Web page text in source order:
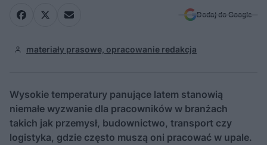
Dodaj do Google
materiały prasowe, opracowanie redakcja
Wysokie temperatury panujące latem stanowią
niemałe wyzwanie dla pracowników w branżach
takich jak przemysł, budownictwo, transport czy
logistyka, gdzie często muszą oni pracować w upale.